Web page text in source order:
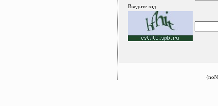
Введите код: